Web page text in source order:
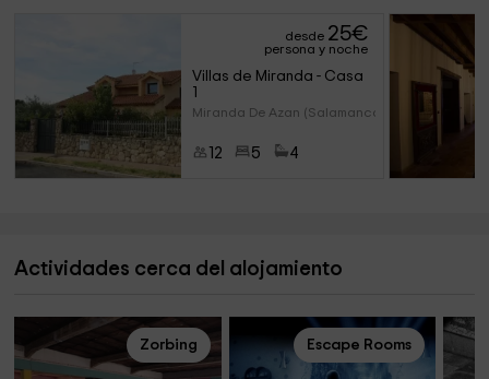
desde 25€
persona y noche
Villas de Miranda - Casa
Miranda De Azan (Salamanca)
12 5 4
Actividades cerca del alojamiento
Zorbing Escape Rooms